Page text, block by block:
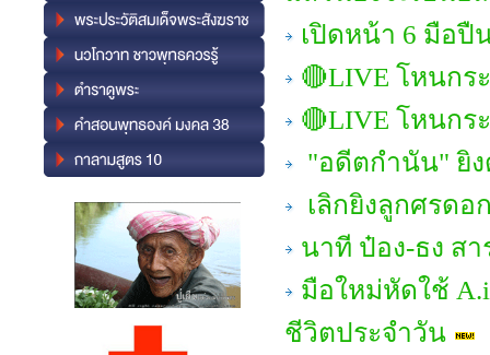
เปิดหน้า 6 มือปื
🔴LIVE โหนก
🔴LIVE โหนกร
"อดีตกำนัน" ยิ
เลิกยิงลูกศรดอ
นาที ป๋อง-ธง ส
มือใหม่หัดใช้
ชีวิตประจำวัน